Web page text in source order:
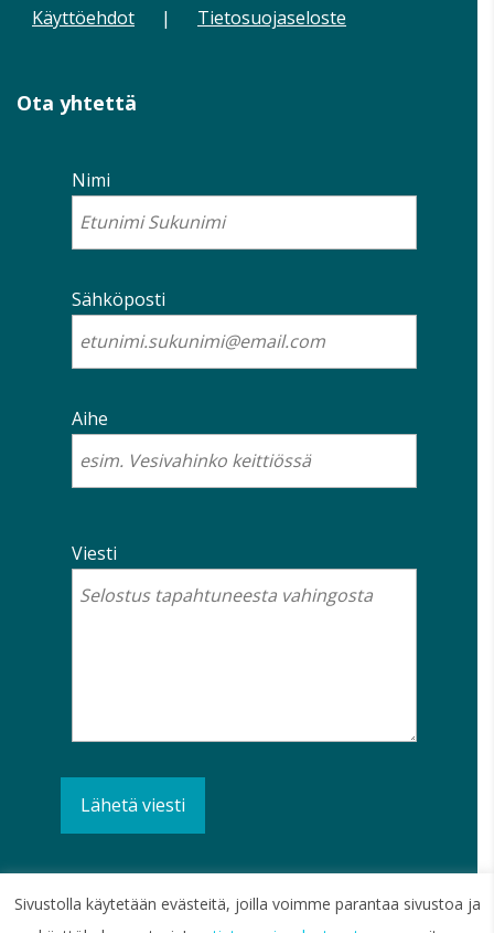
Käyttöehdot | Tietosuojaseloste
Ota yhtettä
Nimi
Sähköposti
Aihe
Viesti
Sivustolla käytetään evästeitä, joilla voimme parantaa sivustoa ja